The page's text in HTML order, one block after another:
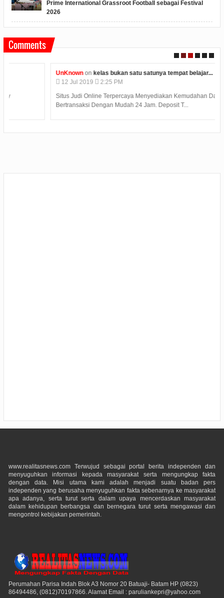
Prime International Grassroot Football sebagai Festival
2026
Comments
kelas bukan satu satunya tempat belajar...
2:25 PM
Situs Judi Online Terpercaya Menyediakan Kemudahan Dalam
Bertransaksi Dengan Mudah 24 Jam. Deposit T...
www.realitasnews.com Terwujud sebagai portal berita independen dan
menyuguhkan informasi kepada masyarakat serta mengungkap fakta
dengan data. Misi utama kami adalah menjadi suatu badan pers
independen yang berusaha menyuguhkan fakta sebenarnya ke masyarakat
apa adanya, serta turut serta dalam upaya mencerdaskan masyarakat
dalam kehidupan berbangsa dan bernegara turut serta mengawasi dan
mengontrol kebijakan pemerintah.
Perumahan Parisa Indah Blok A3 Nomor 20 Batuaji- Batam HP (0823)
86494486, (0812)70197866. Alamat Email : paruliankepri@yahoo.com